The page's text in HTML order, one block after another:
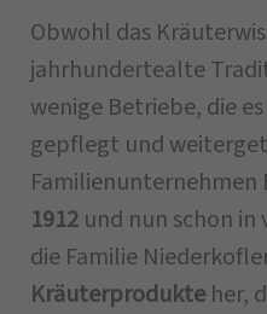
Obwohl das
jahrhundertealte
wenige Betriebe, die
gepflegt und
Familienunternehmen
1912 und nun schon
die Familie
Kräuterprodukte her,